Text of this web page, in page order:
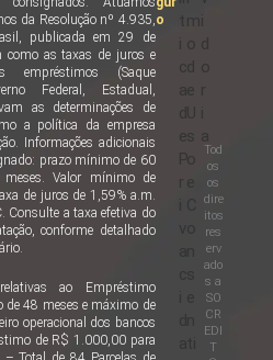
da Resolução nº 4.935,
publicada em 29 de
como as taxas de juros e
empréstimos (Saque
Federal, Estadual,
as determinações de
a política da empresa
Informações adicionais
prazo mínimo de 60
Valor mínimo de
de juros de 1,59% a.m.
Consulte a taxa efetiva do
conforme detalhado
ao Empréstimo
48 meses e máximo de
operacional dos bancos
de R$ 1.000,00 para
o
i
c
a
d
e
P
r
m
o
d
e
U
s
o
e
i
d
o
r
i
a
Tod
os
os
dire
itos
res
erv
ado
s a
SO
CR
EDI
T